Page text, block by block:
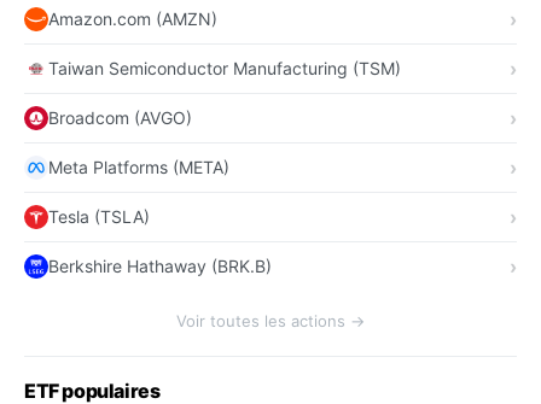
Amazon.com (AMZN)
Taiwan Semiconductor Manufacturing (TSM)
Broadcom (AVGO)
Meta Platforms (META)
Tesla (TSLA)
Berkshire Hathaway (BRK.B)
Voir toutes les actions →
ETF populaires